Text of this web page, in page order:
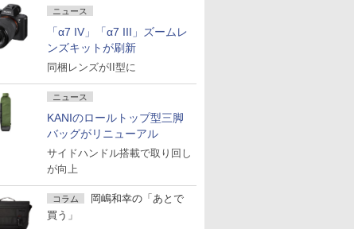
ニュース
「α7 IV」「α7 III」ズームレ
ンズキットが刷新
同梱レンズがII型に
ニュース
KANIのロールトップ型三脚
バッグがリニューアル
サイドハンドル搭載で取り回し
が向上
コラム
岡嶋和幸の「あとで
買う」